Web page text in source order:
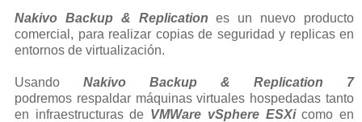
Nakivo Backup & Replication es un nuevo producto
comercial, para realizar copias de seguridad y replicas en
entornos de virtualización.
Usando Nakivo Backup & Replication 7
podremos respaldar máquinas virtuales hospedadas tanto
en infraestructuras de VMWare vSphere ESXicomo en